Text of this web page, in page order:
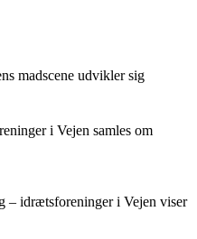
madscene udvikler sig
i Vejen samles om
– idrætsforeninger i Vejen viser